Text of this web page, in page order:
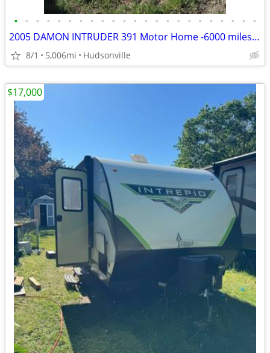
• • • • • • • • • • • • • • • • • • • • • • •
2005 DAMON INTRUDER 391 Motor Home -6000 miles- REPAIRABLE RV Camper
8/1 5,006mi Hudsonville
$17,000